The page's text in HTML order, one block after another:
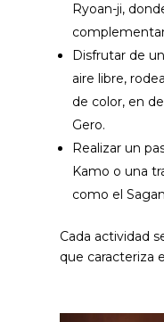
Ryoan-ji,
Disfrutar de
aire libre,
de color, en
Gero.
Realizar un
Kamo o una
como el
Cada actividad
que caracteriza